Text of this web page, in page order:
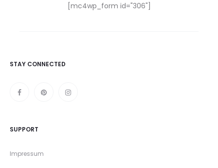
[mc4wp_form id="306"]
STAY CONNECTED
SUPPORT
Impressum